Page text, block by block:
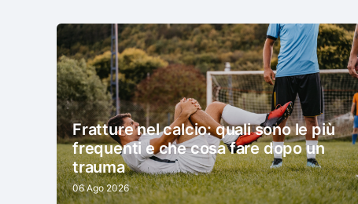
Fratture nel calcio: quali sono le più
frequenti e che cosa fare dopo un
trauma
06 Ago 2026